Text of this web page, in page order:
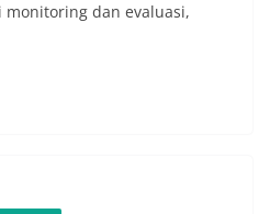
dan evaluasi,